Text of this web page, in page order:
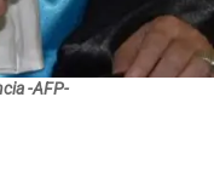
-AFP-